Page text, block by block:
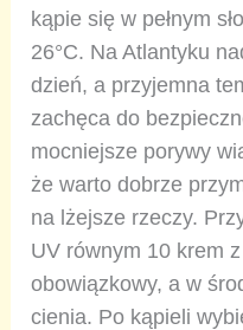
kąpie się w pełnym
26°C. Na Atlantyku
dzień, a przyjemna
zachęca do
mocniejsze porywy
że warto dobrze
na lżejsze rzeczy.
UV równym 10 krem
obowiązkowy, a w
cienia. Po kąpieli